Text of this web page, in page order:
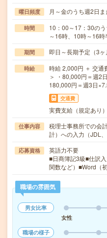
曜日頻度 月～金のうち週2日ま
時間
10：00～17：30の
～16時、10時～16
期間 即日～長期予定（3ヶ
時給
時給 2,000円 ＋ 交通
＞ ・80,000円＝週2
180,000円＝週3日
交通費
実費支給（規定あり）
仕事内容
税理士事務所での会
計）への入力（JDL
応募資格
英語力不要
■日商簿記3級■仕訳
関数など）■Word（
職場の雰囲気
男女比率
女性
職場の様子